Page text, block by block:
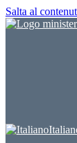
Salta al